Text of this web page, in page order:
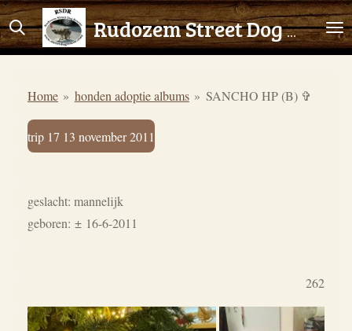
Ga
direct
hoofdinhoud
Rudozem Street Dog Rescue
Home » honden adoptie albums » SANCHO HP (B) ✞
trip 17 13 november 2011
geslacht: mannelijk
geboren: ± 16-6-2011
262